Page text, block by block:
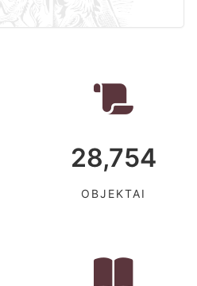
28,754
OBJEKTAI